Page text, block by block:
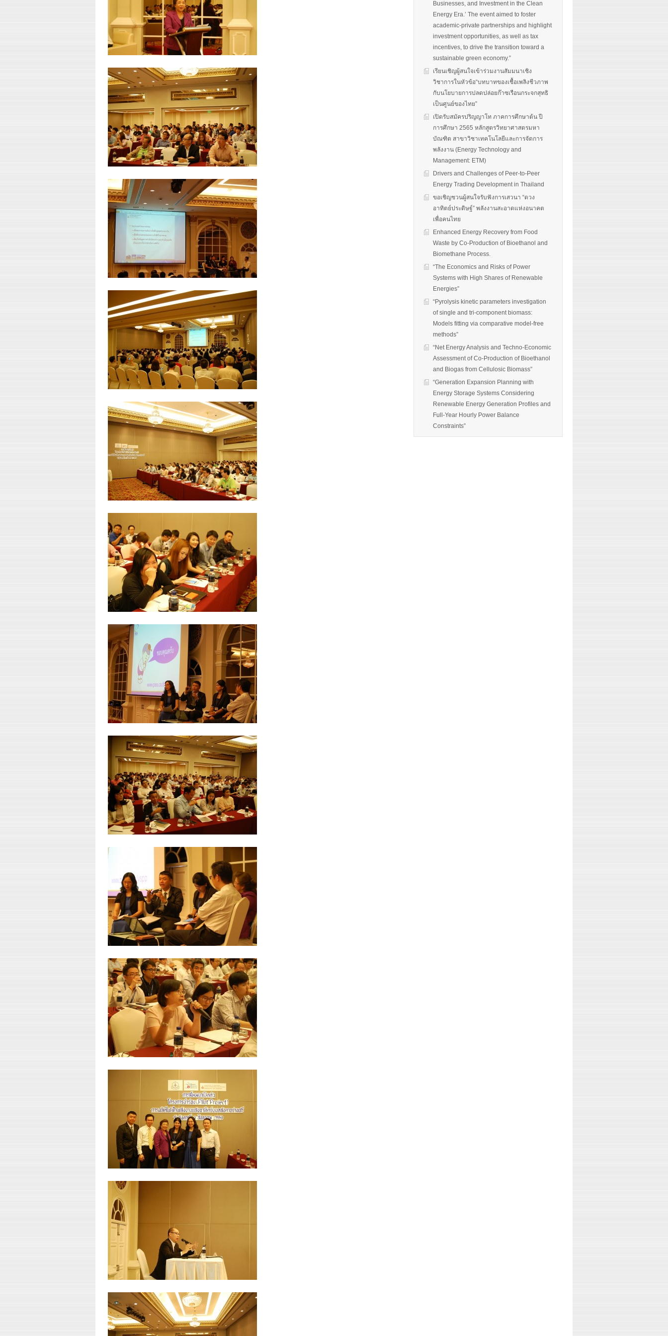
Businesses, and Investment in the Clean
Energy Era.’ The event aimed to foster
academic-private partnerships and highlight
investment opportunities, as well as tax
incentives, to drive the transition toward a
sustainable green economy.”
เรียนเชิญผู้สนใจเข้าร่วมงานสัมมนาเชิง
วิชาการในหัวข้อ“บทบาทของเชื้อเพลิงชีวภาพ
กับนโยบายการปลดปล่อยก๊าซเรือนกระจกสุทธิ
เป็นศูนย์ของไทย”
เปิดรับสมัครปริญญาโท ภาคการศึกษาต้น ปี
การศึกษา 2565 หลักสูตรวิทยาศาสตรมหา
บัณฑิต สาขาวิชาเทคโนโลยีและการจัดการ
พลังงาน (Energy Technology and
Management: ETM)
Drivers and Challenges of Peer-to-Peer
Energy Trading Development in Thailand
ขอเชิญชวนผู้สนใจรับฟังการเสวนา “ดวง
อาทิตย์ประดิษฐ์” พลังงานสะอาดแห่งอนาคต
เพื่อคนไทย
Enhanced Energy Recovery from Food
Waste by Co-Production of Bioethanol and
Biomethane Process.
“The Economics and Risks of Power
Systems with High Shares of Renewable
Energies”
“Pyrolysis kinetic parameters investigation
of single and tri-component biomass:
Models fitting via comparative model-free
methods”
“Net Energy Analysis and Techno-Economic
Assessment of Co-Production of Bioethanol
and Biogas from Cellulosic Biomass”
“Generation Expansion Planning with
Energy Storage Systems Considering
Renewable Energy Generation Profiles and
Full-Year Hourly Power Balance
Constraints”